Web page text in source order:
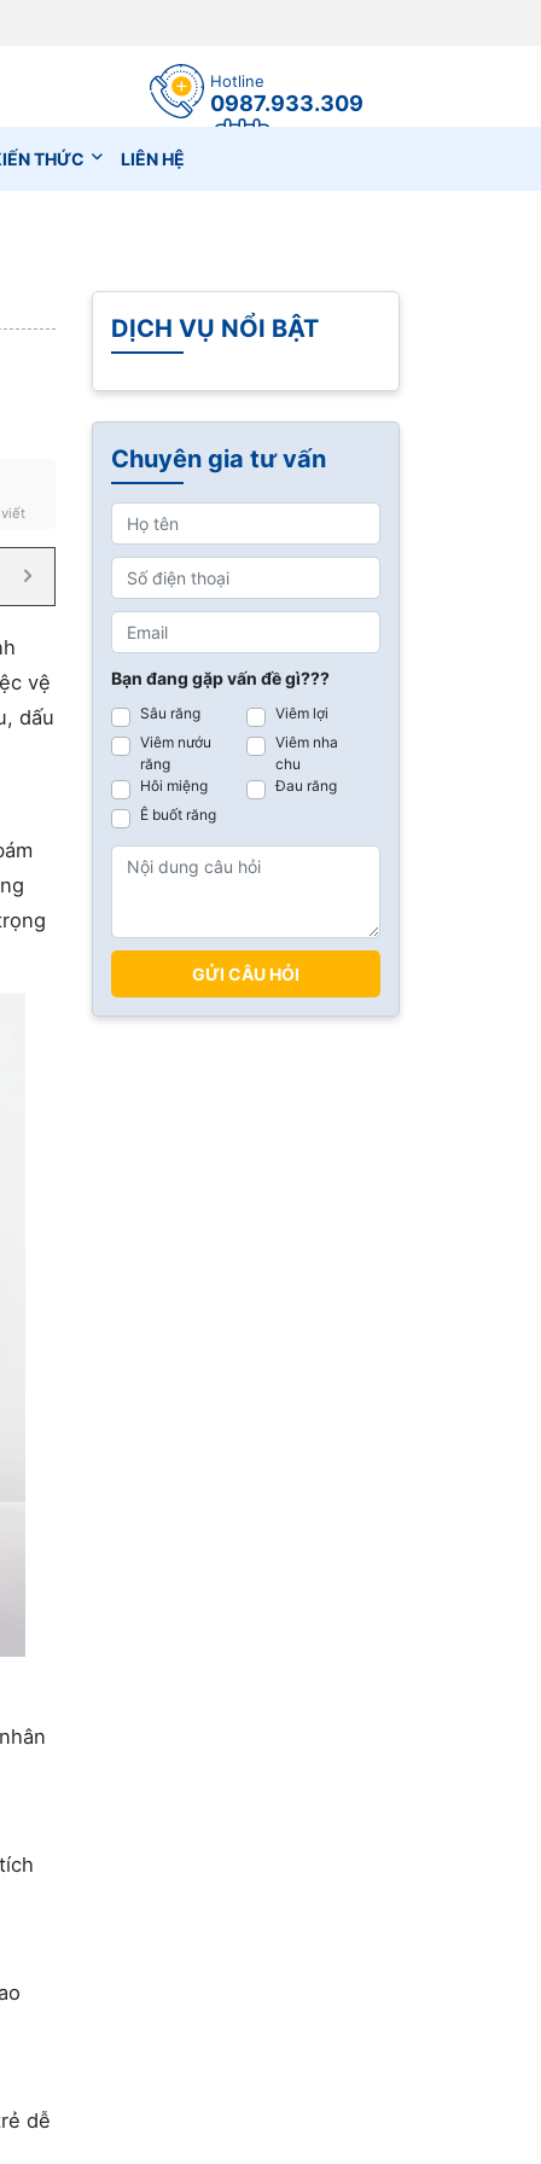
Hotline
0987.933.309
THỨC LIÊN HỆ
vệ
dấu
dễ
DỊCH VỤ NỔI BẬT
Chuyên gia tư vấn
Bạn đang gặp vấn đề gì???
Sâu răng
Viêm lợi
Viêm nướu
răng
Viêm nha
chu
Hôi miệng
Đau răng
Ê buốt răng
GỬI CÂU HỎI